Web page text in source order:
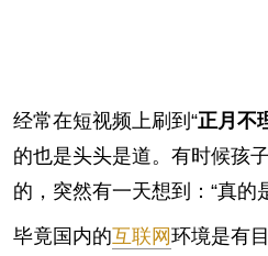
经常在短视频上刷到“正月不
的也是头头是道。有时候孩
的，突然有一天想到：“真的
毕竟国内的互联网 环境是有